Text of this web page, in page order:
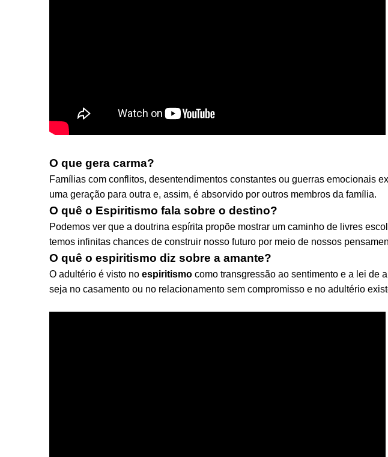
O que gera carma?
Famílias com conflitos, desentendimentos constantes ou guerras emocionais
uma geração para outra e, assim, é absorvido por outros membros da família.
O quê o Espiritismo fala sobre o destino?
Podemos ver que a doutrina espírita propõe mostrar um caminho de livres
temos infinitas chances de construir nosso futuro por meio de nossos
O quê o espiritismo diz sobre a amante?
O adultério é visto no espiritismo como transgressão ao sentimento e a lei de
seja no casamento ou no relacionamento sem compromisso e no adultério